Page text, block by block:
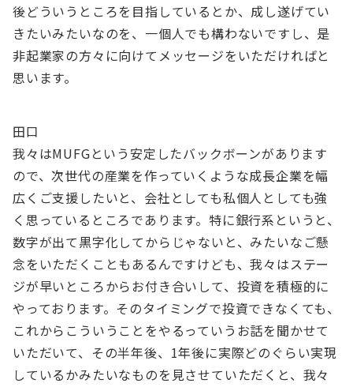
後どういうところを目指しているとか、成し遂げてい
きたいみたいなのを、一個人でも構わないですし、是
非起業家の方々に向けてメッセージをいただければと
思います。
田口
我々はMUFGという安定したバックボーンがあります
ので、次世代の産業を作っていくような成長企業を幅
広くご支援したいと、会社としても私個人としても強
く思っているところであります。特に銀行系というと、
数字が出て黒字化してからじゃないと、みたいなご懸
念をいただくこともあるんですけども、我々はステー
ジが早いところからお付き合いして、投資を積極的に
やっております。そのタイミングで投資できなくても、
これからこういうことをやるっていうお話を聞かせて
いただいて、その半年後、1年後に実際どのぐらい実現
しているかみたいなものを見させていただくと、我々